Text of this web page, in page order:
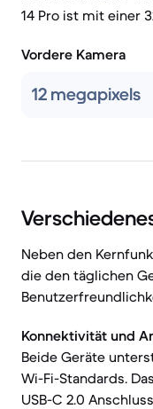
14 Pro ist mit einer
Vordere Kamera
12 megapixels
Neben den
die den täglichen
Konnektivität und
Beide Geräte
Wi-Fi-Standards.
USB-C 2.0